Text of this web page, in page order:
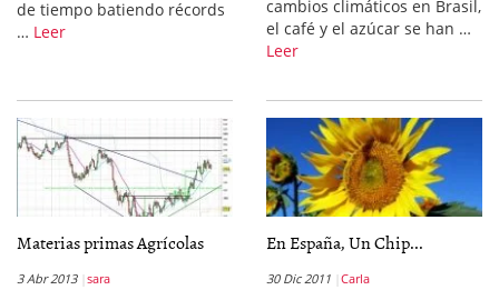
de tiempo batiendo récords
… Leer
cambios climáticos en Brasil,
el café y el azúcar se han …
Leer
Materias primas Agrícolas
3 Abr 2013 sara
En España, Un Chip...
30 Dic 2011 Carla